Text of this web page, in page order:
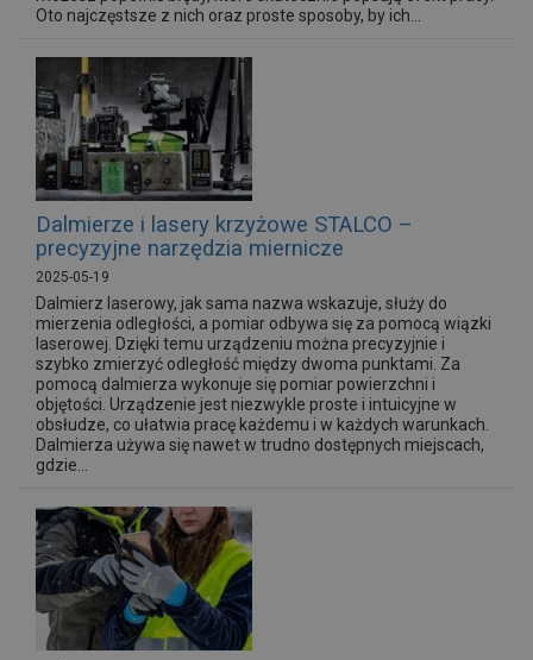
Oto najczęstsze z nich oraz proste sposoby, by ich...
Dalmierze i lasery krzyżowe STALCO –
precyzyjne narzędzia miernicze
2025-05-19
Dalmierz laserowy, jak sama nazwa wskazuje, służy do
mierzenia odległości, a pomiar odbywa się za pomocą wiązki
laserowej. Dzięki temu urządzeniu można precyzyjnie i
szybko zmierzyć odległość między dwoma punktami. Za
pomocą dalmierza wykonuje się pomiar powierzchni i
objętości. Urządzenie jest niezwykle proste i intuicyjne w
obsłudze, co ułatwia pracę każdemu i w każdych warunkach.
Dalmierza używa się nawet w trudno dostępnych miejscach,
gdzie...